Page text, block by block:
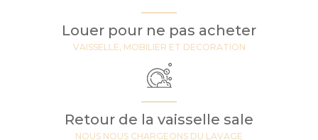
Louer pour ne pas acheter
VAISSELLE, MOBILIER ET DECORATION
Retour de la vaisselle sale
NOUS NOUS CHARGEONS DU LAVAGE